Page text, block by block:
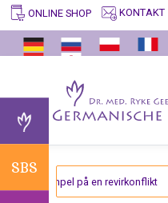
ONLINE SHOP KONTAKT
SBS
VERDT
Å
TANKEVEKKENDE
til
info
GERMANISCHE
Germanische
Heilkunde®?
Germanische
Heilkunde
SBS
Formålsbestemte
Biologiske
Spesialprogrammer
ARKIV
om
Bekreftelsen
av
Universitetet
Trnava
VIDEOER
Undertrykkelse
viten
og
Germanische
Heilkunde
BILDUNGSPROGRAMM
ERFARINGER
Gammel
Mesoderm
Ny
Mesoderm
HJELP
formidle
Germanische
Heilkunde
ENTDECKER
med.
Ryke
Geerd
Hamer
- Eksempel på en revirkonflikt